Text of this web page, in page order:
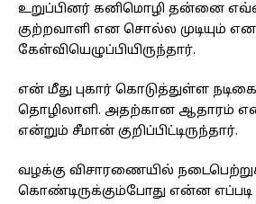
உறுப்பினர் கனிமொழி தன்னை
குற்றவாளி என சொல்ல முடியும்
கேள்வியெழுப்பியிருந்தார்.
என் மீது புகார் கொடுத்துள்ள
தொழிலாளி. அதற்கான ஆதாரம்
என்றும் சீமான் குறிப்பிட்டிருந்தார்.
வழக்கு விசாரணையில்
கொண்டிருக்கும்போது என்ன எப்படி